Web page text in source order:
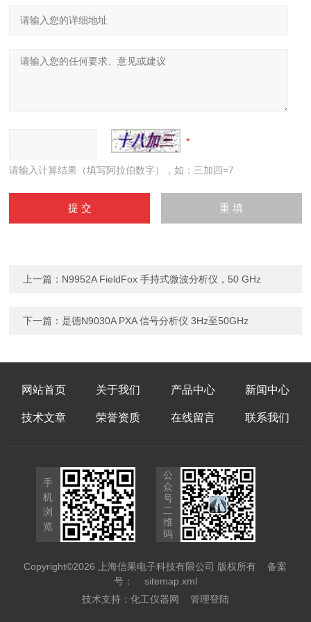
请输入计算结果（填写阿拉伯数字），如：三加四=7
上一篇： N9952A FieldFox 手持式微波分析仪，50 GHz
下一篇：是德N9030A PXA 信号分析仪 3Hz至50GHz
网站首页 关于我们 产品中心 新闻中心
技术文章 荣誉资质 在线留言 联系我们
手
机
浏
览
公
众
号
二
维
码
Copyright©2026 上海信果电子科技有限公司 版权所有备案
号：
sitemap.xml
技术支持： 化工仪器网 管理登陆